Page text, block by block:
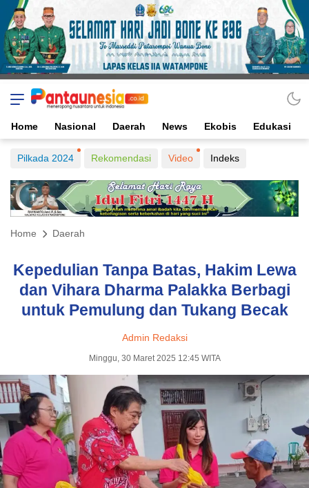
Home Nasional Daerah News Ekobis Edukasi
Pilkada 2024 Rekomendasi Video Indeks
Home Daerah
Kepedulian Tanpa Batas, Hakim Lewa
dan Vihara Dharma Palakka Berbagi
untuk Pemulung dan Tukang Becak
Admin Redaksi
Minggu, 30 Maret 2025 12:45 WITA